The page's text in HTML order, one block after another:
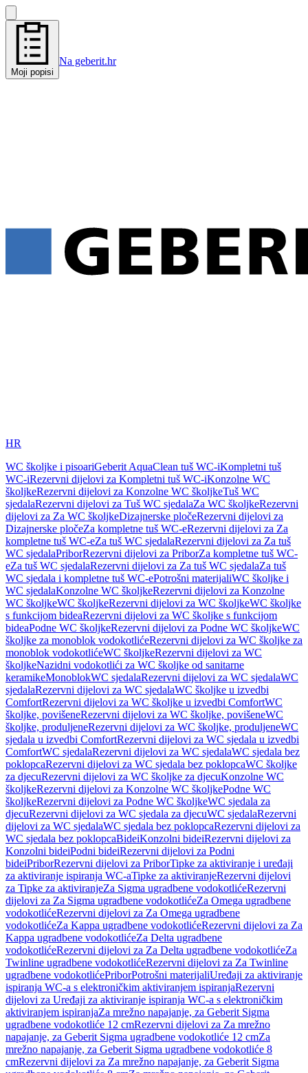
Moji popisi
Na geberit.hr
HR
WC školjke i pisoariGeberit AquaClean tuš WC-iKompletni tuš
WC-iRezervni dijelovi za Kompletni tuš WC-iKonzolne WC
školjkeRezervni dijelovi za Konzolne WC školjkeTuš WC
sjedalaRezervni dijelovi za Tuš WC sjedalaZa WC školjkeRezervni
dijelovi za Za WC školjkeDizajnerske pločeRezervni dijelovi za
Dizajnerske pločeZa kompletne tuš WC-eRezervni dijelovi za Za
kompletne tuš WC-eZa tuš WC sjedalaRezervni dijelovi za Za tuš
WC sjedalaPriborRezervni dijelovi za PriborZa kompletne tuš WC-
eZa tuš WC sjedalaRezervni dijelovi za Za tuš WC sjedalaZa tuš
WC sjedala i kompletne tuš WC-ePotrošni materijaliWC školjke i
WC sjedalaKonzolne WC školjkeRezervni dijelovi za Konzolne
WC školjkeWC školjkeRezervni dijelovi za WC školjkeWC školjke
s funkcijom bideaRezervni dijelovi za WC školjke s funkcijom
bideaPodne WC školjkeRezervni dijelovi za Podne WC školjkeWC
školjke za monoblok vodokotlićeRezervni dijelovi za WC školjke za
monoblok vodokotlićeWC školjkeRezervni dijelovi za WC
školjkeNazidni vodokotlići za WC školjke od sanitarne
keramikeMonoblokWC sjedalaRezervni dijelovi za WC sjedalaWC
sjedalaRezervni dijelovi za WC sjedalaWC školjke u izvedbi
ComfortRezervni dijelovi za WC školjke u izvedbi ComfortWC
školjke, povišeneRezervni dijelovi za WC školjke, povišeneWC
školjke, produljeneRezervni dijelovi za WC školjke, produljeneWC
sjedala u izvedbi ComfortRezervni dijelovi za WC sjedala u izvedbi
ComfortWC sjedalaRezervni dijelovi za WC sjedalaWC sjedala bez
poklopcaRezervni dijelovi za WC sjedala bez poklopcaWC školjke
za djecuRezervni dijelovi za WC školjke za djecuKonzolne WC
školjkeRezervni dijelovi za Konzolne WC školjkePodne WC
školjkeRezervni dijelovi za Podne WC školjkeWC sjedala za
djecuRezervni dijelovi za WC sjedala za djecuWC sjedalaRezervni
dijelovi za WC sjedalaWC sjedala bez poklopcaRezervni dijelovi za
WC sjedala bez poklopcaBideiKonzolni bideiRezervni dijelovi za
Konzolni bideiPodni bideiRezervni dijelovi za Podni
bideiPriborRezervni dijelovi za PriborTipke za aktiviranje i uređaji
za aktiviranje ispiranja WC-aTipke za aktiviranjeRezervni dijelovi
za Tipke za aktiviranjeZa Sigma ugradbene vodokotlićeRezervni
dijelovi za Za Sigma ugradbene vodokotlićeZa Omega ugradbene
vodokotlićeRezervni dijelovi za Za Omega ugradbene
vodokotlićeZa Kappa ugradbene vodokotlićeRezervni dijelovi za Za
Kappa ugradbene vodokotlićeZa Delta ugradbene
vodokotlićeRezervni dijelovi za Za Delta ugradbene vodokotlićeZa
Twinline ugradbene vodokotlićeRezervni dijelovi za Za Twinline
ugradbene vodokotlićePriborPotrošni materijaliUređaji za aktiviranje
ispiranja WC-a s elektroničkim aktiviranjem ispiranjaRezervni
dijelovi za Uređaji za aktiviranje ispiranja WC-a s elektroničkim
aktiviranjem ispiranjaZa mrežno napajanje, za Geberit Sigma
ugradbene vodokotliće 12 cmRezervni dijelovi za Za mrežno
napajanje, za Geberit Sigma ugradbene vodokotliće 12 cmZa
mrežno napajanje, za Geberit Sigma ugradbene vodokotliće 8
cmRezervni dijelovi za Za mrežno napajanje, za Geberit Sigma